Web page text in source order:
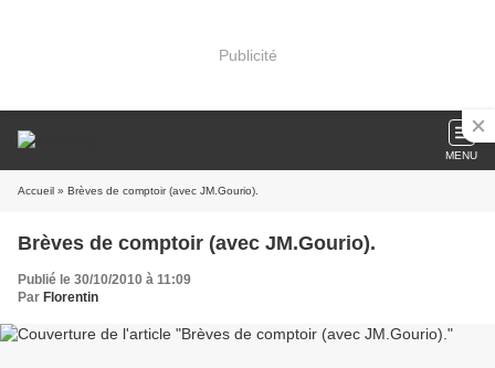
Publicité
MENU
Accueil » Brèves de comptoir (avec JM.Gourio).
Brèves de comptoir (avec JM.Gourio).
Publié le 30/10/2010 à 11:09
Par Florentin